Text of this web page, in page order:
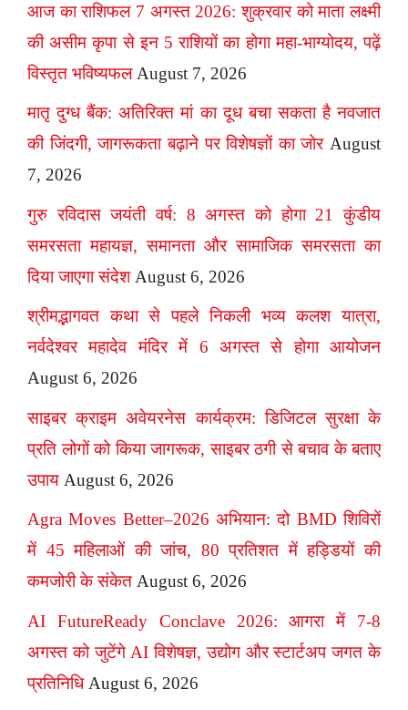
आज का राशिफल 7 अगस्त 2026: शुक्रवार को माता लक्ष्मी
की असीम कृपा से इन 5 राशियों का होगा महा-भाग्योदय, पढ़ें
विस्तृत भविष्यफल August 7, 2026
मातृ दुग्ध बैंक: अतिरिक्त मां का दूध बचा सकता है नवजात
की जिंदगी, जागरूकता बढ़ाने पर विशेषज्ञों का जोर August
7, 2026
गुरु रविदास जयंती वर्ष: 8 अगस्त को होगा 21 कुंडीय
समरसता महायज्ञ, समानता और सामाजिक समरसता का
दिया जाएगा संदेश August 6, 2026
श्रीमद्भागवत कथा से पहले निकली भव्य कलश यात्रा,
नर्वदेश्वर महादेव मंदिर में 6 अगस्त से होगा आयोजन
August 6, 2026
साइबर क्राइम अवेयरनेस कार्यक्रम: डिजिटल सुरक्षा के
प्रति लोगों को किया जागरूक, साइबर ठगी से बचाव के बताए
उपाय August 6, 2026
Agra Moves Better–2026 अभियान: दो BMD शिविरों
में 45 महिलाओं की जांच, 80 प्रतिशत में हड्डियों की
कमजोरी के संकेत August 6, 2026
AI FutureReady Conclave 2026: आगरा में 7-8
अगस्त को जुटेंगे AI विशेषज्ञ, उद्योग और स्टार्टअप जगत के
प्रतिनिधि August 6, 2026